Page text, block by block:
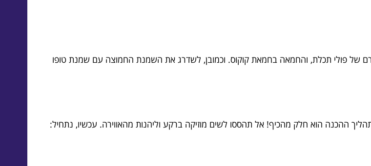
מכם שמחפש גרסה טבעונית, אפשר להחליף את הביצים ב-100 גרם של פולי תכלת, והחמאה בחמאת קוקוס. וכמובן, לשדרג את השמנת החמוצה עם שמנת טופו
ההכנה הוא חלק מהכיף! אל תהססו לשים מוזיקה ברקע וליהנות מהאווירה. עכשיו, נתחיל: